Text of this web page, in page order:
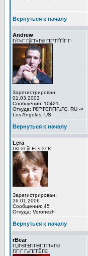
Вернуться к началу
Andrew
ГѓГ«Г ГўГ­Г»Г© ГІГ°ГҐГЇГ Г·
Зарегистрирован:
01.03.2003
Сообщения: 10421
Откуда: Г€Г°ГЄГіГІГ±ГЄ, RU ->
Los Angeles, US
Вернуться к началу
Lera
ГЌГ®ГўГЁГ·Г®ГЄ
Зарегистрирован:
26.01.2006
Сообщения: 45
Откуда: Voronezh
Вернуться к началу
rBear
ГЏГ®Г±ГІГ®ГїГ­Г­Г»Г©
ГіГ·Г Г±ГІГ­ГЁГЄ